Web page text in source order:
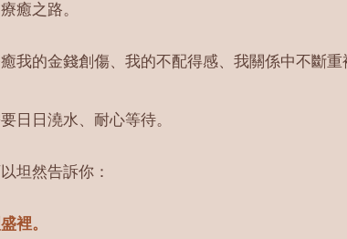
癒之路。
我的金錢創傷、我的不配得感、我關係中不斷重
日日澆水、耐心等待。
坦然告訴你：
裡。